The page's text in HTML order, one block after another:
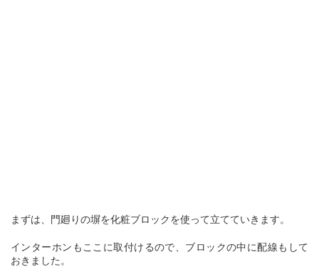
まずは、門廻りの塀を化粧ブロックを使って立てていきます。
インターホンもここに取付けるので、ブロックの中に配線もして
おきました。